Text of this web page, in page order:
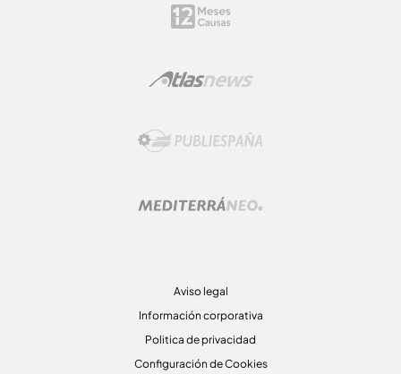
Aviso legal
Información corporativa
Politica de privacidad
Configuración de Cookies